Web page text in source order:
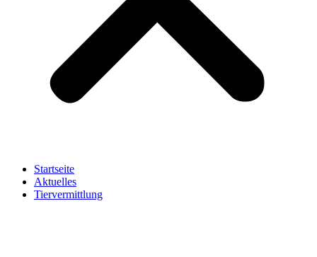
Startseite
Aktuelles
Tiervermittlung